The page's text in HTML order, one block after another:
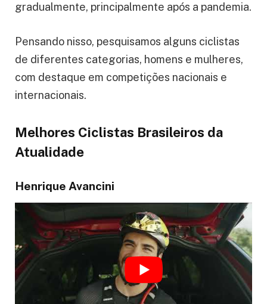
gradualmente, principalmente após a pandemia.
Pensando nisso, pesquisamos alguns ciclistas
de diferentes categorias, homens e mulheres,
com destaque em competições nacionais e
internacionais.
Melhores Ciclistas Brasileiros da
Atualidade
Henrique Avancini